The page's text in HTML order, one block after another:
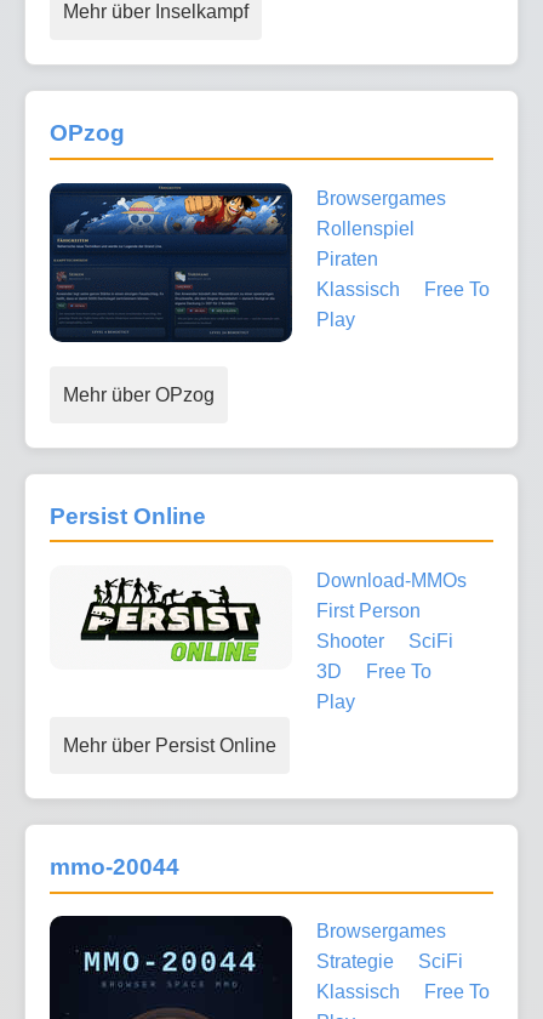
Mehr über Inselkampf
OPzog
Browsergames
Rollenspiel
Piraten
Klassisch
Free To
Play
Mehr über OPzog
Persist Online
Download-MMOs
First Person
Shooter
SciFi
3D
Free To
Play
Mehr über Persist Online
mmo-20044
Browsergames
Strategie
SciFi
Klassisch
Free To